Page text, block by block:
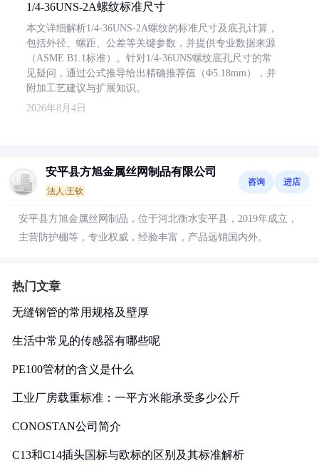
1/4-36UNS-2A螺纹标准尺寸
本文详细解析1/4-36UNS-2A螺纹的标准尺寸及底孔计算，
包括外径、螺距、公差等关键参数，并提供专业数据来源
（ASME B1.1标准）。针对1/4-36UNS螺纹底孔尺寸的常
见疑问，通过公式推导给出精确推荐值（Φ5.18mm），并
附加工艺建议与扩展知识。
2026年8月4日
安平县方旭金属丝网制品有限公司
法人:王钦
咨询 进店
安平县方旭金属丝网制品，位于河北衡水安平县，2019年成立，
主营防护棚等，专业权威，经验丰富，产品远销国内外。
热门文章
无缝钢管的常用规格及壁厚
生活中常见的传感器有哪些呢
PE100管材的含义是什么
工业厂房载重标准：一平方米能承受多少公斤
CONOSTAN公司简介
C13和C14插头国标与欧标的区别及其标准解析